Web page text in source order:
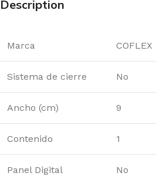
Description
Marca COFLEX
Sistema de cierre No
Ancho (cm) 9
Contenido 1
Panel Digital No